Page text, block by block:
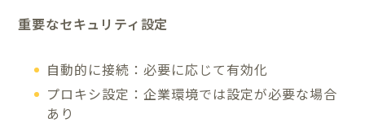
重要なセキュリティ設定
自動的に接続：必要に応じて有効化
プロキシ設定：企業環境では設定が必要な場合
あり